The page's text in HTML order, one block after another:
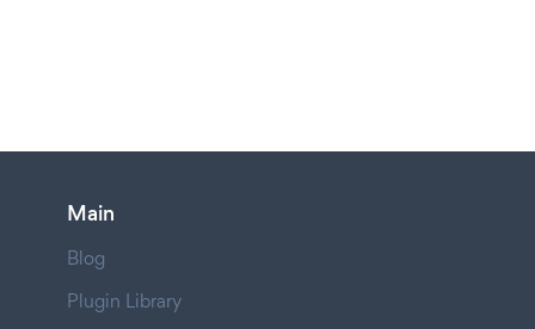
Main
Blog
Plugin Library